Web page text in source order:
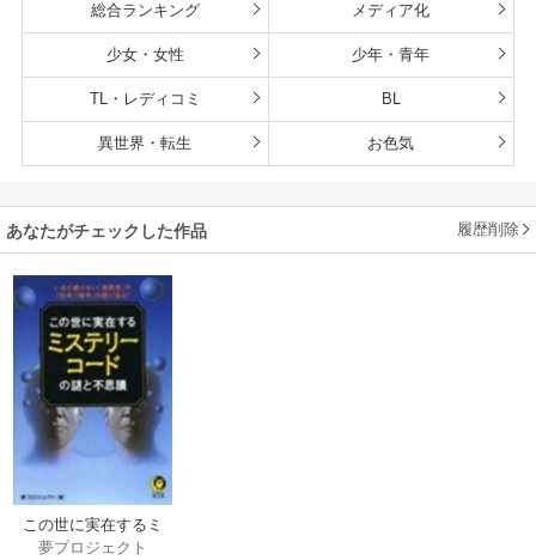
総合ランキング メディア化
少女・女性 少年・青年
TL・レディコミ BL
異世界・転生 お色気
あなたがチェックした作品 履歴削除
この世に実在するミ
ステリーコードの謎
夢プロジェクト